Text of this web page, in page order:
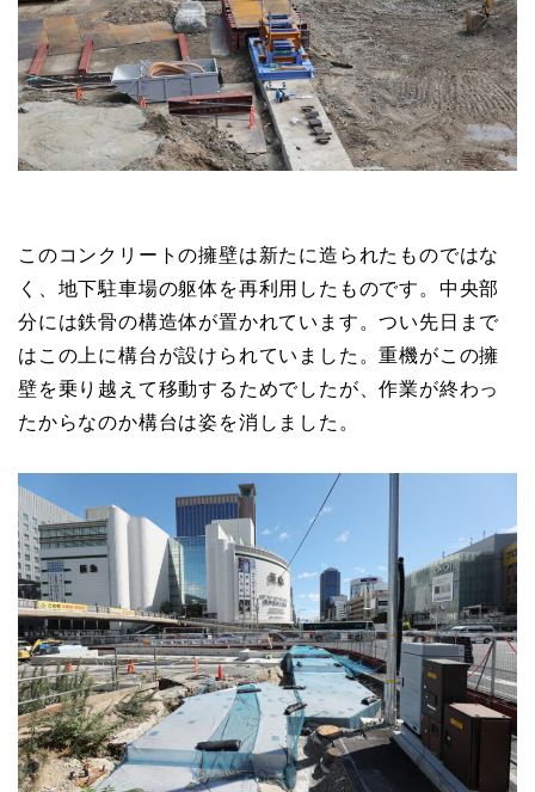
このコンクリートの擁壁は新たに造られたものではな
く、地下駐車場の躯体を再利用したものです。中央部
分には鉄骨の構造体が置かれています。つい先日まで
はこの上に構台が設けられていました。重機がこの擁
壁を乗り越えて移動するためでしたが、作業が終わっ
たからなのか構台は姿を消しました。